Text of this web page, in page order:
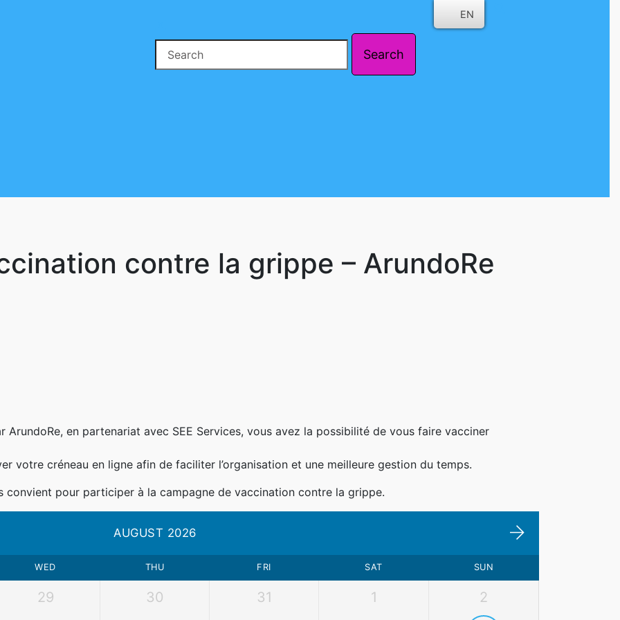
Search
for:
contre la grippe – ArundoRe
ArundoRe, en partenariat avec SEE Services, vous avez la possibilité de vous faire vacciner
votre créneau en ligne afin de faciliter l’organisation et une meilleure gestion du temps.
convient pour participer à la campagne de vaccination contre la grippe.
AUGUST 2026
WED THU FRI SAT SUN
29 30 31 1 2
EN